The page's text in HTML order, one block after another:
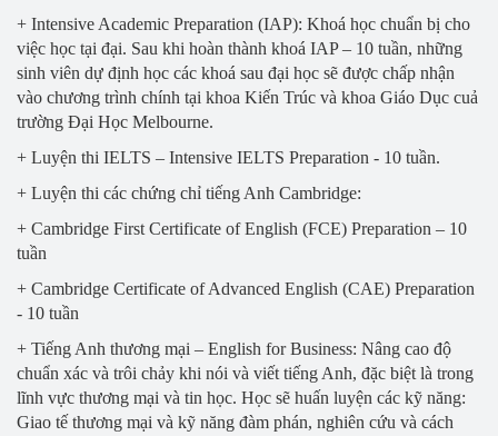
+ Intensive Academic Preparation (IAP): Khoá học chuẩn bị cho
việc học tại đại. Sau khi hoàn thành khoá IAP – 10 tuần, những
sinh viên dự định học các khoá sau đại học sẽ được chấp nhận
vào chương trình chính tại khoa Kiến Trúc và khoa Giáo Dục cuả
trường Đại Học Melbourne.
+ Luyện thi IELTS – Intensive IELTS Preparation - 10 tuần.
+ Luyện thi các chứng chỉ tiếng Anh Cambridge:
+ Cambridge First Certificate of English (FCE) Preparation – 10
tuần
+ Cambridge Certificate of Advanced English (CAE) Preparation
- 10 tuần
+ Tiếng Anh thương mại – English for Business: Nâng cao độ
chuẩn xác và trôi chảy khi nói và viết tiếng Anh, đặc biệt là trong
lĩnh vực thương mại và tin học. Học sẽ huấn luyện các kỹ năng:
Giao tế thương mại và kỹ năng đàm phán, nghiên cứu và cách